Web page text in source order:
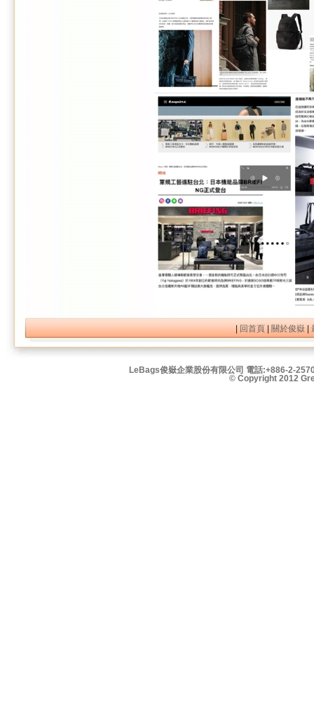
|回首頁|關於俊嶽|
LeBags俊嶽企業股份有限公司 電話:+886-2-
© Copyright 2012